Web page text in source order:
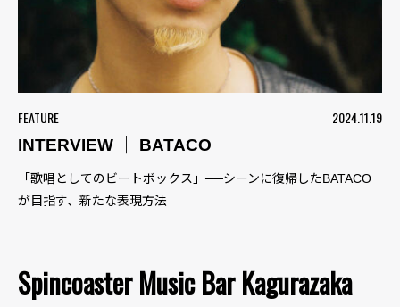
FEATURE
2024.11.19
INTERVIEW ｜ BATACO
「歌唱としてのビートボックス」──シーンに復帰したBATACO
が目指す、新たな表現方法
Spincoaster Music Bar Kagurazaka